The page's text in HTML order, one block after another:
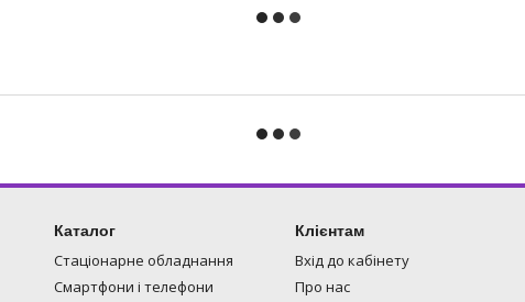
Каталог
Стаціонарне обладнання
Смартфони і телефони
Клієнтам
Вхід до кабінету
Про нас